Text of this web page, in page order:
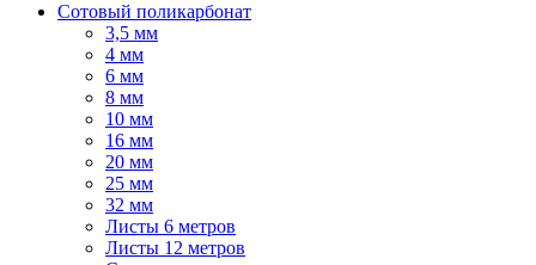
Сотовый поликарбонат
3,5 мм
4 мм
6 мм
8 мм
10 мм
16 мм
20 мм
25 мм
32 мм
Листы 6 метров
Листы 12 метров